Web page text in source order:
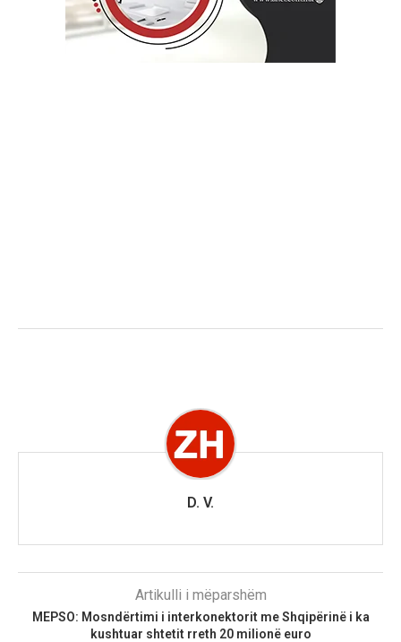
D. V.
Artikulli i mëparshëm
MEPSO: Mosndërtimi i interkonektorit me Shqipërinë i ka
kushtuar shtetit rreth 20 milionë euro